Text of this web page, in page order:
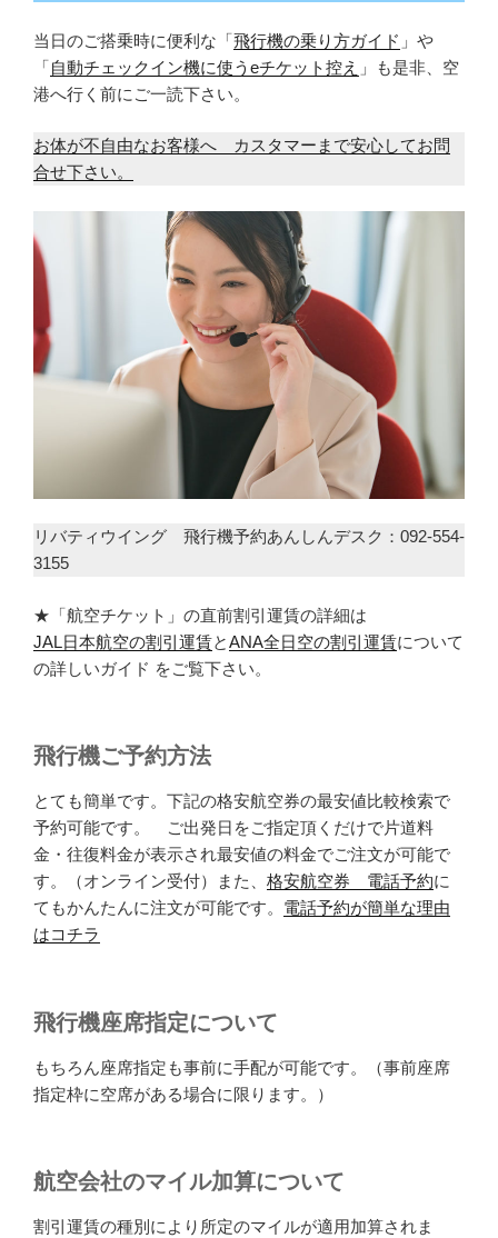
当日のご搭乗時に便利な「飛行機の乗り方ガイド 」や
「自動チェックイン機に使うeチケット控え 」も是非、空
港へ行く前にご一読下さい。
お体が不自由なお客様へ カスタマーまで安心してお問
合せ下さい。
リバティウイング 飛行機予約あんしんデスク：092-554-
3155
★「航空チケット」の直前割引運賃の詳細は
JAL日本航空の割引運賃とANA全日空の割引運賃について
の詳しいガイド をご覧下さい。
飛行機ご予約方法
とても簡単です。下記の格安航空券の最安値比較検索で
予約可能です。 ご出発日をご指定頂くだけで片道料
金・往復料金が表示され最安値の料金でご注文が可能で
す。（オンライン受付）また、 格安航空券 電話予約に
てもかんたんに注文が可能です。 電話予約が簡単な理由
はコチラ
飛行機座席指定について
もちろん座席指定も事前に手配が可能です。（事前座席
指定枠に空席がある場合に限ります。）
航空会社のマイル加算について
割引運賃の種別により所定のマイルが適用加算されま